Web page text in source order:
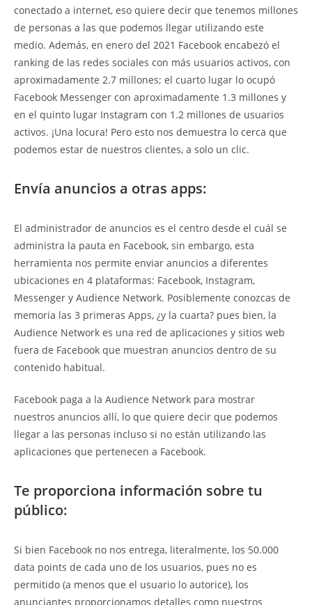
conectado a internet, eso quiere decir que tenemos millones
de personas a las que podemos llegar utilizando este
medio. Además, en enero del 2021 Facebook encabezó el
ranking de las redes sociales con más usuarios activos, con
aproximadamente 2.7 millones; el cuarto lugar lo ocupó
Facebook Messenger con aproximadamente 1.3 millones y
en el quinto lugar Instagram con 1.2 millones de usuarios
activos. ¡Una locura! Pero esto nos demuestra lo cerca que
podemos estar de nuestros clientes, a solo un clic.
Envía anuncios a otras apps:
El administrador de anuncios es el centro desde el cuál se
administra la pauta en Facebook, sin embargo, esta
herramienta nos permite enviar anuncios a diferentes
ubicaciones en 4 plataformas: Facebook, Instagram,
Messenger y Audience Network. Posiblemente conozcas de
memoria las 3 primeras Apps, ¿y la cuarta? pues bien, la
Audience Network es una red de aplicaciones y sitios web
fuera de Facebook que muestran anuncios dentro de su
contenido habitual.
Facebook paga a la Audience Network para mostrar
nuestros anuncios allí, lo que quiere decir que podemos
llegar a las personas incluso si no están utilizando las
aplicaciones que pertenecen a Facebook.
Te proporciona información sobre tu
público:
Si bien Facebook no nos entrega, literalmente, los 50.000
data points de cada uno de los usuarios, pues no es
permitido (a menos que el usuario lo autorice), los
anunciantes proporcionamos detalles como nuestros